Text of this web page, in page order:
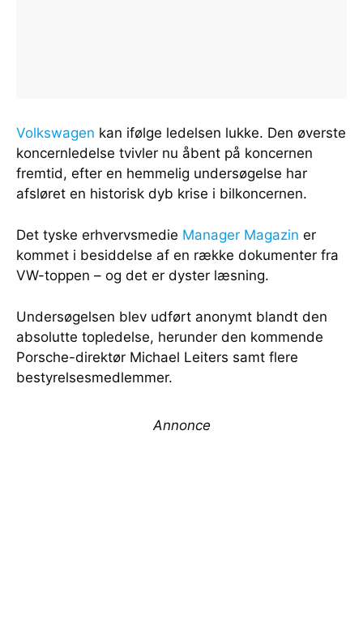
Volkswagen kan ifølge ledelsen lukke. Den øverste
koncernledelse tvivler nu åbent på koncernen
fremtid, efter en hemmelig undersøgelse har
afsløret en historisk dyb krise i bilkoncernen.
Det tyske erhvervsmedie Manager Magazin er
kommet i besiddelse af en række dokumenter fra
VW-toppen – og det er dyster læsning.
Undersøgelsen blev udført anonymt blandt den
absolutte topledelse, herunder den kommende
Porsche-direktør Michael Leiters samt flere
bestyrelsesmedlemmer.
Annonce